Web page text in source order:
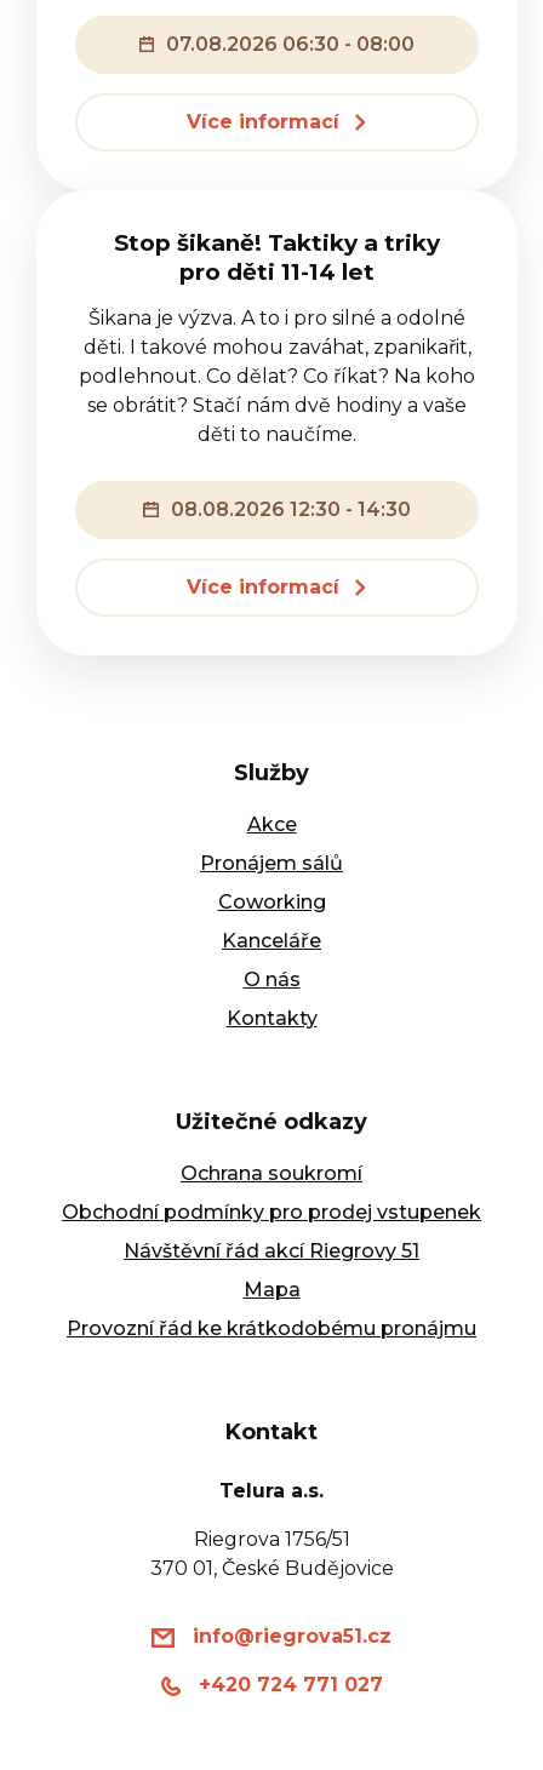
07.08.2026 06:30 - 08:00
Více informací
Stop šikaně! Taktiky a triky
pro děti 11-14 let
Šikana je výzva. A to i pro silné a odolné
děti. I takové mohou zaváhat, zpanikařit,
podlehnout. Co dělat? Co říkat? Na koho
se obrátit? Stačí nám dvě hodiny a vaše
děti to naučíme.
08.08.2026 12:30 - 14:30
Více informací
Služby
Akce
Pronájem sálů
Coworking
Kanceláře
O nás
Kontakty
Užitečné odkazy
Ochrana soukromí
Obchodní podmínky pro prodej vstupenek
Návštěvní řád akcí Riegrovy 51
Mapa
Provozní řád ke krátkodobému pronájmu
Kontakt
Telura a.s.
Riegrova 1756/51
370 01, České Budějovice
info@riegrova51.cz
+420 724 771 027